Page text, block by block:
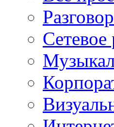
Сетевое